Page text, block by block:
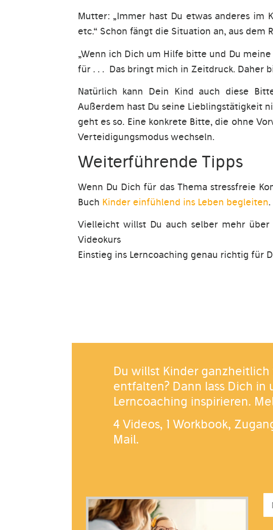
Mutter: „Immer hast Du etwas anderes im
etc.“ Schon fängt die Situation an, aus
„Wenn ich Dich um Hilfe bitte und Du
für . . . Das bringt mich in Zeitdruck. Daher
Natürlich kann Dein Kind auch diese
Außerdem hast Du seine Lieblingstätigkeit
geht es so. Eine konkrete Bitte, die ohne
Verteidigungsmodus wechseln.
Weiterführende Tipps
Wenn Du Dich für das Thema stressfreie
Buch Kinder einfühlend ins Leben begleiten.
Vielleicht willst Du auch selber mehr über
Videokurs
Einstieg ins Lerncoaching genau richtig für
Du willst Kinder
entfalten? Dann lass Dich
Lerncoaching inspirieren.
4 Videos, 1 Workbook,
Mail.